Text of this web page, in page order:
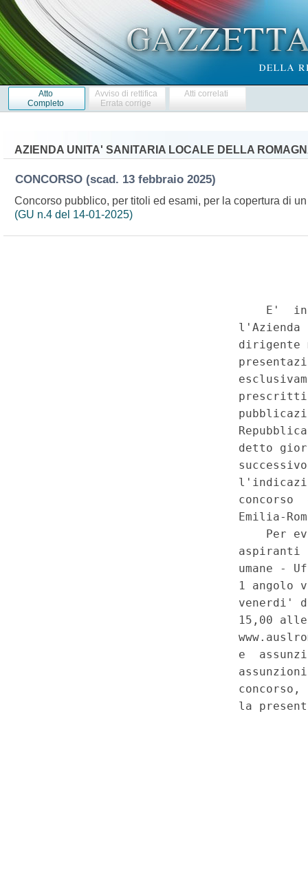
Atto
Completo
Avviso di rettifica
Errata corrige
Atti correlati
AZIENDA UNITA' SANITARIA LOCALE DELLA
CONCORSO (scad. 13 febbraio 2025)
Concorso pubblico, per titoli ed esami, per la copertura di
(GU n.4 del 14-01-2025)